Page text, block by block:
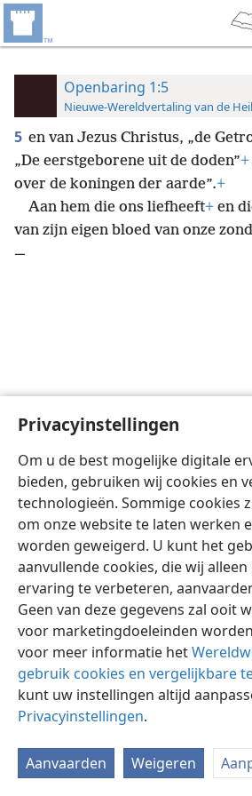
Privacyinstellingen
Om u de best mogelijke digitale
bieden, gebruiken wij cookies en
technologieën. Sommige cookies
om onze website te laten werken
worden geweigerd. U kunt het
aanvullende cookies, die wij
ervaring te verbeteren,
Geen van deze gegevens zal ooit
voor marketingdoeleinden
voor meer informatie het
gebruik cookies en vergelijkbare
kunt uw instellingen altijd
Privacyinstellingen.
Aanvaarden Weigeren
Openbaring 1:5
Nieuwe-Wereldvertaling van de
5 en van Jezus Christus, „de
„De eerstgeborene uit de doden”+
over de koningen der aarde”.+
Aan hem die ons liefheeft+ en
van zijn eigen bloed van onze
—
Nederlands
Copyright © 2026 Watch Tower Bible and
Gebruiksvoorwaarden Privacybeleid
JW.ORG